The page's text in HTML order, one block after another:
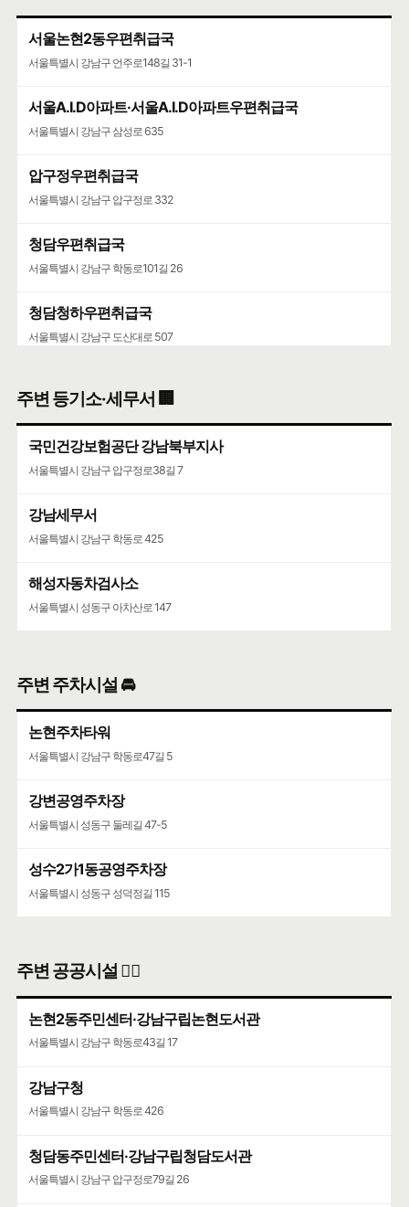
서울논현2동우편취급국
서울특별시 강남구 언주로148길 31-1
서울A.I.D아파트·서울A.I.D아파트우편취급국
서울특별시 강남구 삼성로 635
압구정우편취급국
서울특별시 강남구 압구정로 332
청담우편취급국
서울특별시 강남구 학동로101길 26
청담청하우편취급국
서울특별시 강남구 도산대로 507
주변 등기소·세무서 🏢
국민건강보험공단 강남북부지사
서울특별시 강남구 압구정로38길 7
강남세무서
서울특별시 강남구 학동로 425
해성자동차검사소
서울특별시 성동구 아차산로 147
주변 주차시설 🚘
논현주차타워
서울특별시 강남구 학동로47길 5
강변공영주차장
서울특별시 성동구 둘레길 47-5
성수2가1동공영주차장
서울특별시 성동구 성덕정길 115
주변 공공시설 👨‍✈️
논현2동주민센터·강남구립논현도서관
서울특별시 강남구 학동로43길 17
강남구청
서울특별시 강남구 학동로 426
청담동주민센터·강남구립청담도서관
서울특별시 강남구 압구정로79길 26